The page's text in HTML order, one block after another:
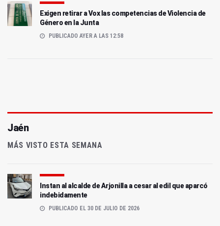
Exigen retirar a Vox las competencias de Violencia de
Género en la Junta
PUBLICADO AYER A LAS 12:58
Jaén
MÁS VISTO ESTA SEMANA
Instan al alcalde de Arjonilla a cesar al edil que aparcó
indebidamente
PUBLICADO EL 30 DE JULIO DE 2026